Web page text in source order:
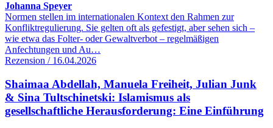
Johanna Speyer
Normen stellen im internationalen Kontext den Rahmen zur
Konfliktregulierung. Sie gelten oft als gefestigt, aber sehen sich –
wie etwa das Folter- oder Gewaltverbot – regelmäßigen
Anfechtungen und Au…
Rezension / 16.04.2026
Shaimaa Abdellah, Manuela Freiheit, Julian Junk
& Sina Tultschinetski: Islamismus als
gesellschaftliche Herausforderung: Eine Einführung